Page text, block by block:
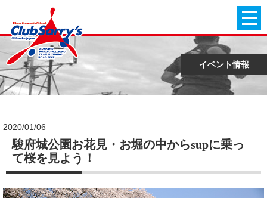
イベント情報
2020/01/06
駿府城公園お花見・お堀の中からsupに乗っ
て桜を見よう！